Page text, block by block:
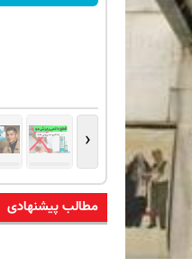
‹
مطالب پیشنهادی